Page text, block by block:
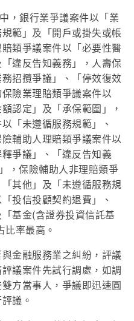
，銀行業爭議案件以「業
範」及「開戶或掛失或帳
類爭議案件以「必要性醫
違反告知義務」，人壽保
招攬爭議」、「停效復效
險業理賠類爭議案件以
認定」及「承保範圍」，
「未遵循服務規範」、
輔助人理賠類爭議案件以
爭議」、「違反告知義
，保險輔助人非理賠類爭
其他」及「未遵循服務規
投信投顧契約退費」、
基金(含證券投資信託基
率最高。
金融服務業之糾紛，評議
議案件先試行調處，如調
方當事人，爭議即迅速圓
議。